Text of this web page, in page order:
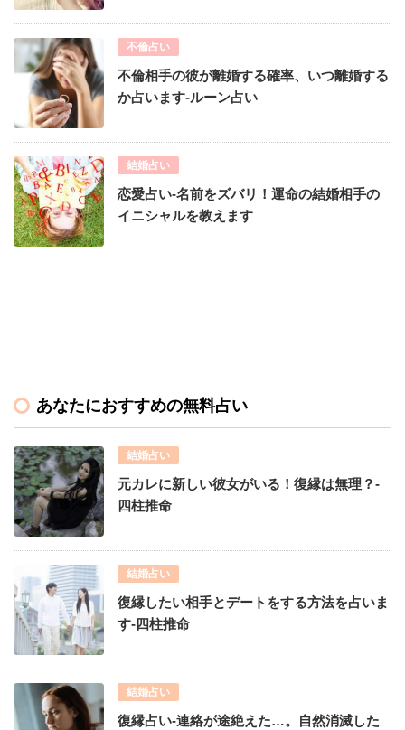
不倫占い
不倫相手の彼が離婚する確率、いつ離婚する
か占います-ルーン占い
結婚占い
恋愛占い-名前をズバリ！運命の結婚相手の
イニシャルを教えます
あなたにおすすめの無料占い
結婚占い
元カレに新しい彼女がいる！復縁は無理？-
四柱推命
結婚占い
復縁したい相手とデートをする方法を占いま
す-四柱推命
結婚占い
復縁占い-連絡が途絶えた…。自然消滅した